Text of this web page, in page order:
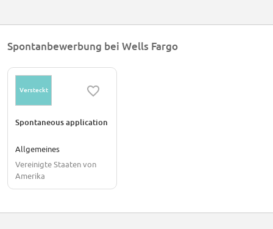
Spontanbewerbung bei Wells Fargo
Versteckt
Spontaneous application
Allgemeines
Vereinigte Staaten von
Amerika